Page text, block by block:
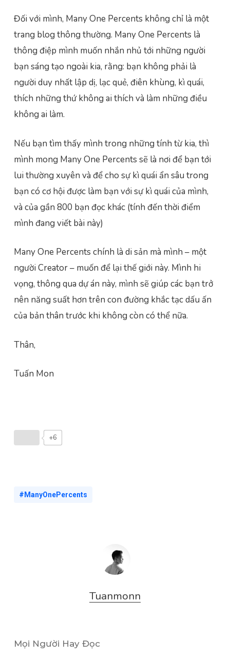
Đối với mình, Many One Percents không chỉ là một
trang blog thông thường. Many One Percents là
thông điệp mình muốn nhắn nhủ tới những người
bạn sáng tạo ngoài kia, rằng: bạn không phải là
người duy nhất lập dị, lạc quẻ, điên khùng, kì quái,
thích những thứ không ai thích và làm những điều
không ai làm.
Nếu bạn tìm thấy mình trong những tính từ kia, thì
mình mong Many One Percents sẽ là nơi để bạn tới
lui thường xuyên và để cho sự kì quái ẩn sâu trong
bạn có cơ hội được làm bạn với sự kì quái của mình,
và của gần 800 bạn đọc khác (tính đến thời điểm
mình đang viết bài này)
Many One Percents chính là di sản mà mình – một
người Creator – muốn để lại thế giới này. Mình hi
vọng, thông qua dự án này, mình sẽ giúp các bạn trở
nên năng suất hơn trên con đường khắc tạc dấu ấn
của bản thân trước khi không còn có thể nữa.
Thân,
Tuấn Mon
+6
#ManyOnePercents
Tuanmonn
Mọi Người Hay Đọc